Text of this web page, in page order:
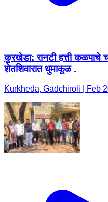
कुरखेडा: रानटी हत्ती कळपाचे
शेतशिवारात धुमाकूळ .
Kurkheda, Gadchiroli | Feb